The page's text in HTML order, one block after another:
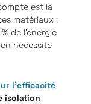
est la
matériaux :
de l'énergie
nécessite
l’efficacité
isolation